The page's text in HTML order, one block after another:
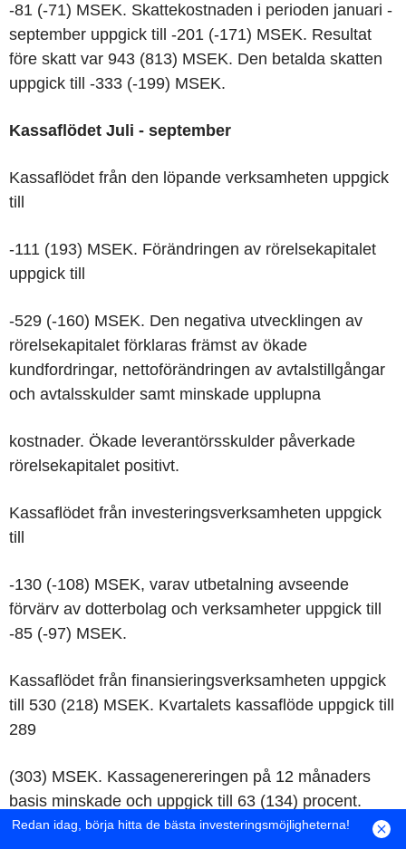
-81 (-71) MSEK. Skattekostnaden i perioden januari -
september uppgick till -201 (-171) MSEK. Resultat
före skatt var 943 (813) MSEK. Den betalda skatten
uppgick till -333 (-199) MSEK.
Kassaflödet Juli - september
Kassaflödet från den löpande verksamheten uppgick
till
-111 (193) MSEK. Förändringen av rörelsekapitalet
uppgick till
-529 (-160) MSEK. Den negativa utvecklingen av
rörelsekapitalet förklaras främst av ökade
kundfordringar, nettoförändringen av avtalstillgångar
och avtalsskulder samt minskade upplupna
kostnader. Ökade leverantörsskulder påverkade
rörelsekapitalet positivt.
Kassaflödet från investeringsverksamheten uppgick
till
-130 (-108) MSEK, varav utbetalning avseende
förvärv av dotterbolag och verksamheter uppgick till
-85 (-97) MSEK.
Kassaflödet från finansieringsverksamheten uppgick
till 530 (218) MSEK. Kvartalets kassaflöde uppgick till
289
(303) MSEK. Kassagenereringen på 12 månaders
basis minskade och uppgick till 63 (134) procent.
Redan idag, börja hitta de bästa investeringsmöjligheterna!